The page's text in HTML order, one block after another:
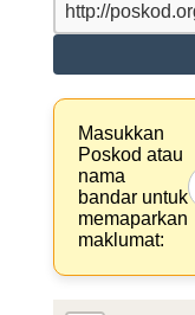
Masukkan
Poskod atau
nama
bandar untuk
memaparkan
maklumat: